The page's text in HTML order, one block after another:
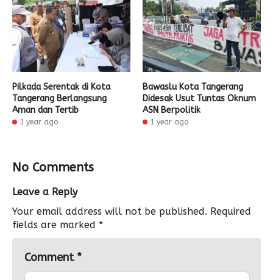
Pilkada Serentak di Kota
Tangerang Berlangsung
Aman dan Tertib
1 year ago
Bawaslu Kota Tangerang
Didesak Usut Tuntas Oknum
ASN Berpolitik
1 year ago
No Comments
Leave a Reply
Your email address will not be published. Required
fields are marked *
Comment *